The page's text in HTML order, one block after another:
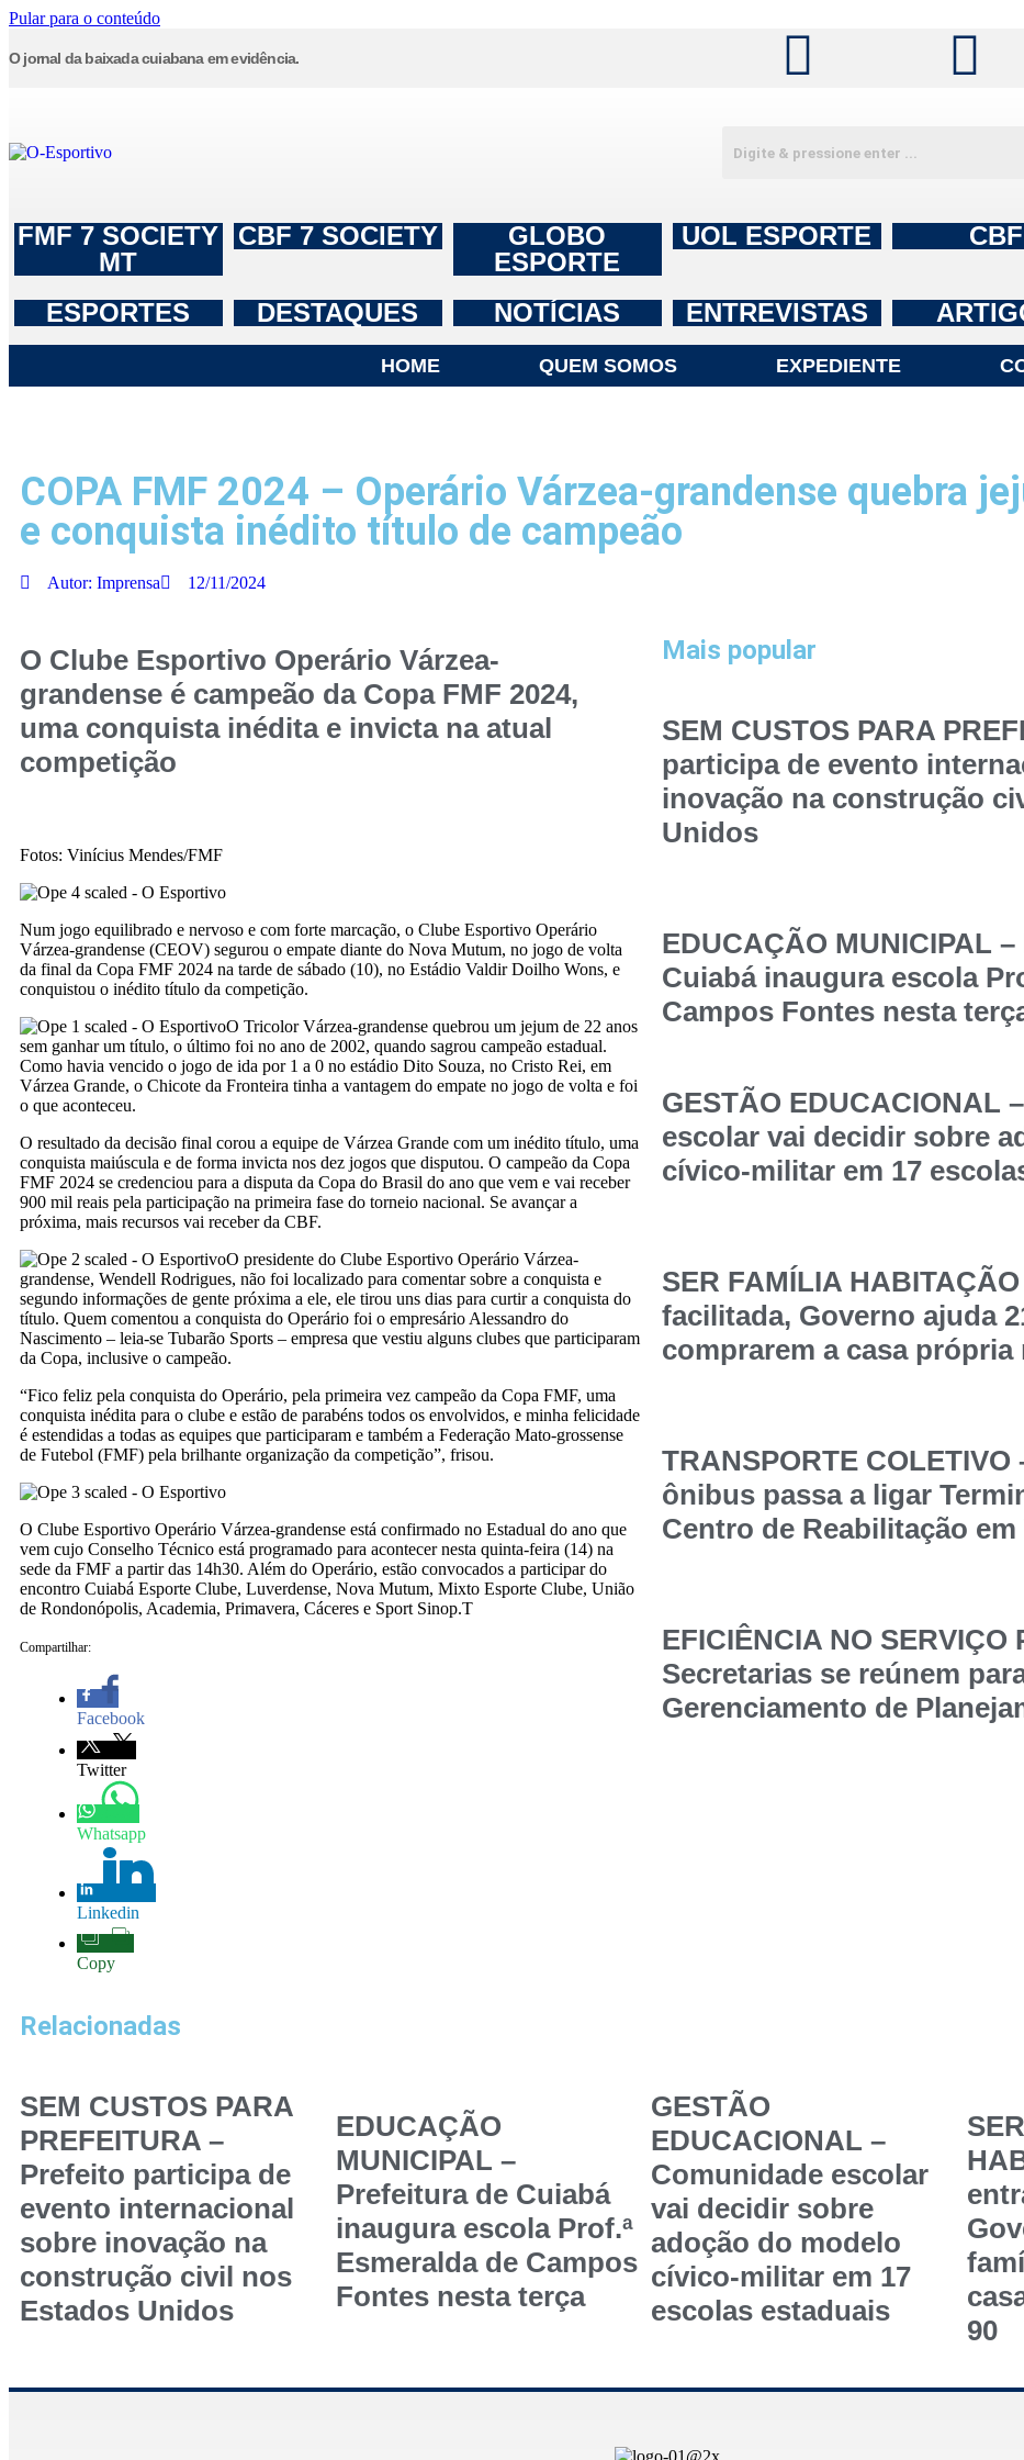
Pular para o conteúdo
O jornal da baixada cuiabana em evidência.
FMF 7 SOCIETY
MT
CBF 7 SOCIETY
GLOBO
ESPORTE
UOL ESPORTE CBF
ESPORTES DESTAQUES NOTÍCIAS ENTREVISTAS
HOME QUEM SOMOS EXPEDIENTE
COPA FMF 2024 – Operário Várzea-grandense quebra
e conquista inédito título de campeão
Autor: Imprensa 12/11/2024
O Clube Esportivo Operário Várzea-
grandense é campeão da Copa FMF 2024,
uma conquista inédita e invicta na atual
competição
Fotos: Vinícius Mendes/FMF
Num jogo equilibrado e nervoso e com forte marcação, o Clube Esportivo Operário
Várzea-grandense (CEOV) segurou o empate diante do Nova Mutum, no jogo de volta
da final da Copa FMF 2024 na tarde de sábado (10), no Estádio Valdir Doilho Wons, e
conquistou o inédito título da competição.
O Tricolor Várzea-grandense quebrou um jejum de 22 anos
sem ganhar um título, o último foi no ano de 2002, quando sagrou campeão estadual.
Como havia vencido o jogo de ida por 1 a 0 no estádio Dito Souza, no Cristo Rei, em
Várzea Grande, o Chicote da Fronteira tinha a vantagem do empate no jogo de volta e foi
o que aconteceu.
O resultado da decisão final corou a equipe de Várzea Grande com um inédito título, uma
conquista maiúscula e de forma invicta nos dez jogos que disputou. O campeão da Copa
FMF 2024 se credenciou para a disputa da Copa do Brasil do ano que vem e vai receber
900 mil reais pela participação na primeira fase do torneio nacional. Se avançar a
próxima, mais recursos vai receber da CBF.
O presidente do Clube Esportivo Operário Várzea-
grandense, Wendell Rodrigues, não foi localizado para comentar sobre a conquista e
segundo informações de gente próxima a ele, ele tirou uns dias para curtir a conquista do
título. Quem comentou a conquista do Operário foi o empresário Alessandro do
Nascimento – leia-se Tubarão Sports – empresa que vestiu alguns clubes que participaram
da Copa, inclusive o campeão.
“Fico feliz pela conquista do Operário, pela primeira vez campeão da Copa FMF, uma
conquista inédita para o clube e estão de parabéns todos os envolvidos, e minha felicidade
é estendidas a todas as equipes que participaram e também a Federação Mato-grossense
de Futebol (FMF) pela brilhante organização da competição”, frisou.
O Clube Esportivo Operário Várzea-grandense está confirmado no Estadual do ano que
vem cujo Conselho Técnico está programado para acontecer nesta quinta-feira (14) na
sede da FMF a partir das 14h30. Além do Operário, estão convocados a participar do
encontro Cuiabá Esporte Clube, Luverdense, Nova Mutum, Mixto Esporte Clube, União
de Rondonópolis, Academia, Primavera, Cáceres e Sport Sinop.T
Compartilhar:
Facebook
Twitter
Whatsapp
Linkedin
Copy
Mais popular
SEM CUSTOS PARA
participa de evento
inovação na construção
Unidos
EDUCAÇÃO MUNICIPAL
Cuiabá inaugura escola
Campos Fontes nesta
GESTÃO EDUCACIONAL
escolar vai decidir sobre
cívico-militar em 17
SER FAMÍLIA
facilitada, Governo ajuda
comprarem a casa própria
TRANSPORTE
ônibus passa a ligar
Centro de Reabilitação em
EFICIÊNCIA NO SERVIÇO
Secretarias se reúnem
Gerenciamento de
Relacionadas
SEM CUSTOS PARA
PREFEITURA –
Prefeito participa de
evento internacional
sobre inovação na
construção civil nos
Estados Unidos
EDUCAÇÃO
MUNICIPAL –
Prefeitura de Cuiabá
inaugura escola Prof.ª
Esmeralda de Campos
Fontes nesta terça
GESTÃO
EDUCACIONAL –
Comunidade escolar
vai decidir sobre
adoção do modelo
cívico-militar em 17
escolas estaduais
90